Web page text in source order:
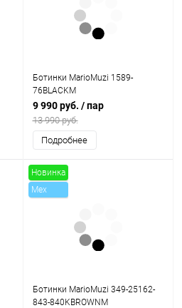
Ботинки MarioMuzi 1589-
76BLACKM
9 990 руб. / пар
13 990 руб.
Подробнее
Новинка
Mex
Ботинки MarioMuzi 349-25162-
843-840KBROWNM